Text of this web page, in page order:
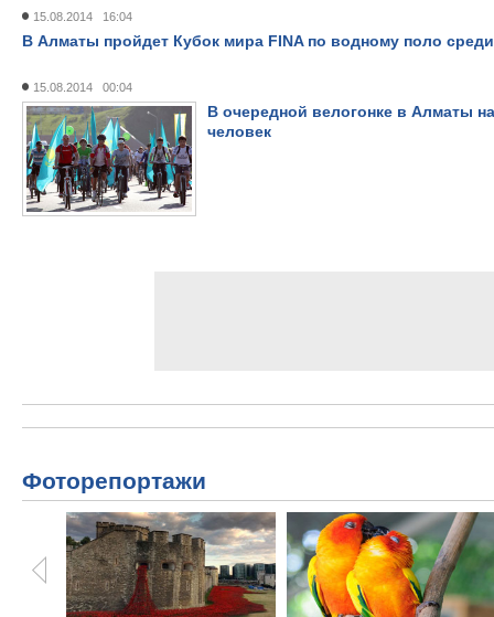
15.08.2014 16:04
В Алматы пройдет Кубок мира FINA по водному поло
15.08.2014 00:04
В очередной велогонке в Алматы
человек
Фоторепортажи